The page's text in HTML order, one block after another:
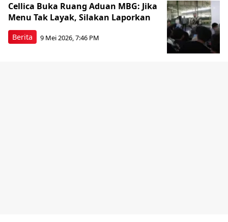
Berita
Cellica Buka Ruang Aduan MBG: Jika
Menu Tak Layak, Silakan Laporkan
9 Mei 2026, 7:46 PM